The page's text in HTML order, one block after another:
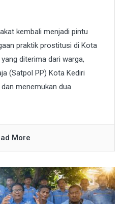
kembali menjadi pintu
praktik prostitusi di Kota
diterima dari warga,
(Satpol PP) Kota Kediri
menemukan dua
More